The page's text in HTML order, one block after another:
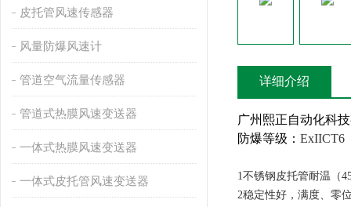
皮托管风速传感器
风量防爆风速计
管道空气流量传感器
管道式热膜风速变送器
一体式热膜风速变送器
一体式皮托管风速变送器
详细介绍
广州熙正自动化科
防爆等级： ExIICT6
1不锈钢皮托管耐温（
2稳定性好，满度、零